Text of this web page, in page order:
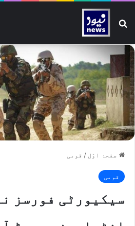
تلاش کیجیے
صفحۂ اوّل / قومی
قومی
سیکیورٹی فورسز